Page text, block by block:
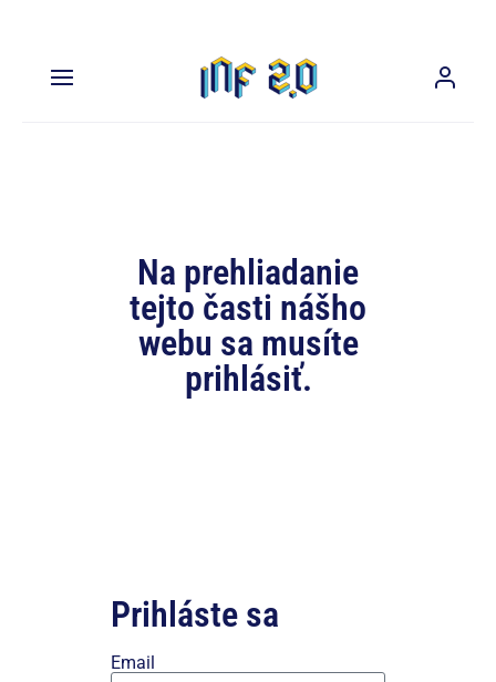
Na prehliadanie
tejto časti nášho
webu sa musíte
prihlásiť.
Prihláste sa
Email